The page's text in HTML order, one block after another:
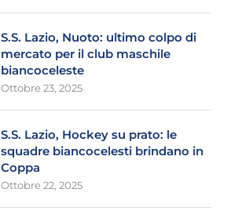
S.S. Lazio, Nuoto: ultimo colpo di
mercato per il club maschile
biancoceleste
Ottobre 23, 2025
S.S. Lazio, Hockey su prato: le
squadre biancocelesti brindano in
Coppa
Ottobre 22, 2025